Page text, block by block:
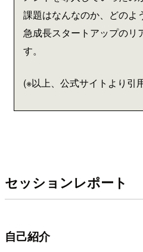
課題はなんなのか、どのよ
急成長スタートアップのリ
す。
(※以上、公式サイトより引
セッションレポート
自己紹介